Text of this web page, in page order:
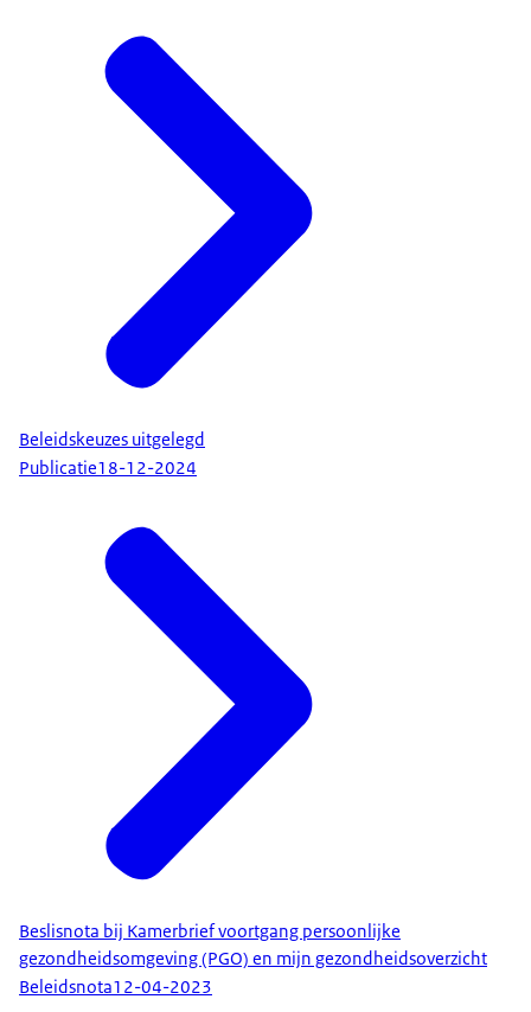
Beleidskeuzes uitgelegd
Publicatie18-12-2024
Beslisnota bij Kamerbrief voortgang persoonlijke
gezondheidsomgeving (PGO) en mijn gezondheidsoverzicht
Beleidsnota12-04-2023